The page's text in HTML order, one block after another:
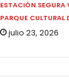
ESTACIÓN SEGURA
PARQUE CULTURAL
julio 23, 2026